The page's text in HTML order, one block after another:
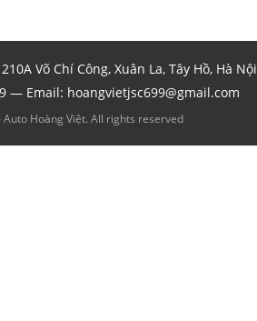
Võ Chí Công, Xuân La, Tây Hồ, Hà Nội
— Email: hoangvietjsc699@gmail.com
Hoàng Việt. All rights reserved